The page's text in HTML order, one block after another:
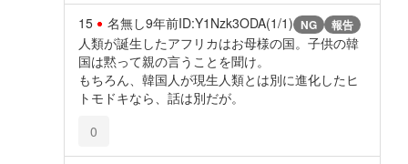
15 名無し9年前ID:Y1Nzk3ODA(1/1) NG 報告
人類が誕生したアフリカはお母様の国。子供の韓
国は黙って親の言うことを聞け。
もちろん、韓国人が現生人類とは別に進化したヒ
トモドキなら、話は別だが。
0